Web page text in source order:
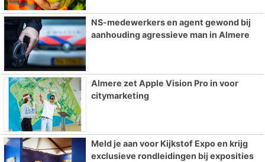
NS-medewerkers en agent gewond bij
aanhouding agressieve man in Almere
Almere zet Apple Vision Pro in voor
citymarketing
Meld je aan voor Kijkstof Expo en krijg
exclusieve rondleidingen bij exposities